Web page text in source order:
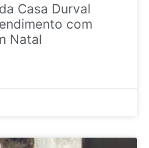
Casa Durval
com
Natal